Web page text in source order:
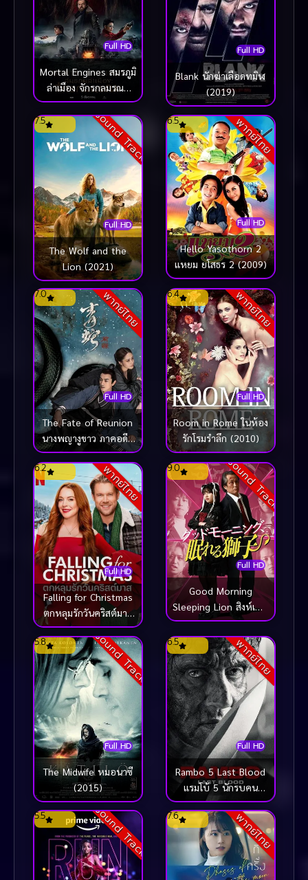
Full HD
Mortal Engines สมรภูมิ
ล่าเมือง จักรกลมรณะ
(2018)
Full HD
Blank นักฆ่าเลือดทมิฬ
(2019)
Sound Track
Full HD
7.5
The Wolf and the
Lion (2021)
พากย์ไทย
Full HD
6.5
Hello Yasothorn 2
แหยม ยโสธร 2 (2009)
พากย์ไทย
Full HD
7.0
The Fate of Reunion
นางพญางูขาว ภาคอดีต
ชาติ (2022)
พากย์ไทย
Full HD
6.4
Room in Rome ในห้อง
รักโรมรำลึก (2010)
พากย์ไทย
Full HD
6.2
Falling for Christmas
ตกหลุมรักวันคริสต์มาส
(2022)
Sound Track
Full HD
9.0
Good Morning
Sleeping Lion สิงห์เฒ่า
สุดเก๋า ผจญโอตะสุด
เกรียน (2022)
Sound Track
Full HD
5.8
The Midwife หมอนาซี
(2015)
พากย์ไทย
Full HD
6.5
Rambo 5 Last Blood
แรมโบ้ 5 นักรบคน
สุดท้าย (2019)
Sound Track
5.5 พากย์ไทย
7.6